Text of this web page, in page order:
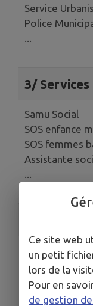
Service
Police
...
3/ Services
Samu Social
SOS enfance
SOS femmes
Assistante
...
4/ Réseaux
Electricité/
SMICTOM
Ce site web
un petit
lors de la
Pour en
de gestion